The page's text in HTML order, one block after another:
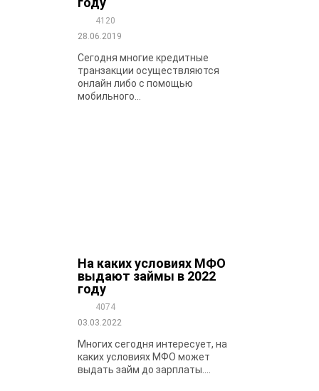
4120
28.06.2019
Сегодня многие кредитные
транзакции осуществляются
онлайн либо с помощью
мобильного...
На каких условиях МФО
выдают займы в 2022
году
4074
03.03.2022
Многих сегодня интересует, на
каких условиях МФО может
выдать займ до зарплаты....